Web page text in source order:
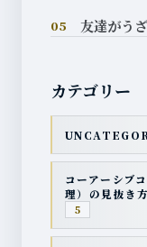
05 友達がう
カテゴリー
コーアーシブ
理）の見抜き
5